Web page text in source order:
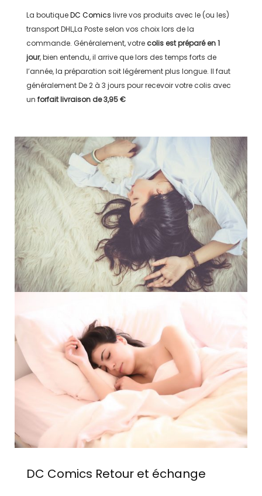
La boutiqueDC Comics livre vos produits avec le (ou les)
transportDHL,La Posteselon vos choix lors de la
commande. Généralement, votre colis est préparé en1
jour, bien entendu, il arrive que lors des temps forts de
l’année, la préparation soit légérement plus longue. Il faut
généralementDe 2 à 3 jours pour recevoir votre colis avec
un forfait livraison de3,95 €
DC Comics Retour et échange